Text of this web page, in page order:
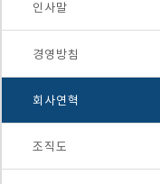
인사말
경영방침
회사연혁
조직도